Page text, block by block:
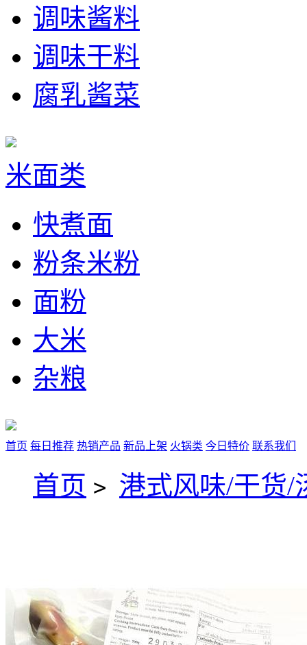
调味酱料
调味干料
腐乳酱菜
米面类
快煮面
粉条米粉
面粉
大米
杂粮
首页 每日推荐 热销产品 新品上架 火锅类 今日特价 联系我们
首页 > 港式风味/干货/